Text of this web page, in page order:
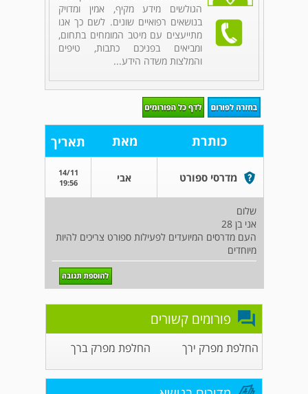
הגולשים מידע מקיף, אמין ומדויק
בנושאים רפואיים שונים. לשם כך אנו
מתייעצים עם מיטב המומחים בתחום,
ומביאים בפניכם כתבות, טיפים
והמלצות משדה הידע...
כותרת מאת תאריך
מדרסי ספורט אבי
14/11
19:56
שלום
אני בן 28
העם מדרסים המיועדים לפעילות ספורט צריכים להיות
מיוחדים
פורומים קשורים
החלפת מפרק ירך החלפת מפרק ברך